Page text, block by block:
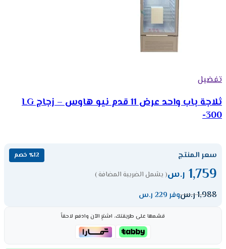
تفضيل
ثلاجة باب واحد عرض 11 قدم نيو هاوس – زجاج LG
-300
سعر المنتج ٪12 خصم
1,759 ر.س( يشمل الضريبة المضافة )
1,988ر.سوفر 229 ر.س
قسّمها على طريقتك، اشترِ الآن وادفع لاحقاً